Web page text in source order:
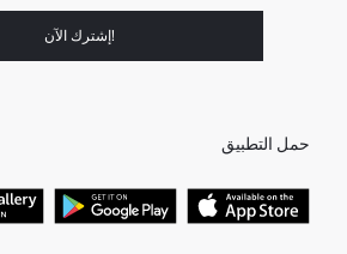
!إشترك الآن
حمل التطبيق